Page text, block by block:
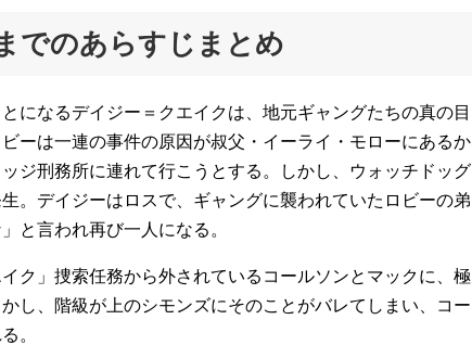
でのあらすじまとめ
になるデイジー＝クエイクは、地元ギャングたちの真の目
ーは一連の事件の原因が叔父・イーライ・モローにあるか
ジ刑務所に連れて行こうとする。しかし、ウォッチドッグ
。デイジーはロスで、ギャングに襲われていたロビーの弟
と言われ再び一人になる。
ク」捜索任務から外されているコールソンとマックに、極
し、階級が上のシモンズにそのことがバレてしまい、コー
。